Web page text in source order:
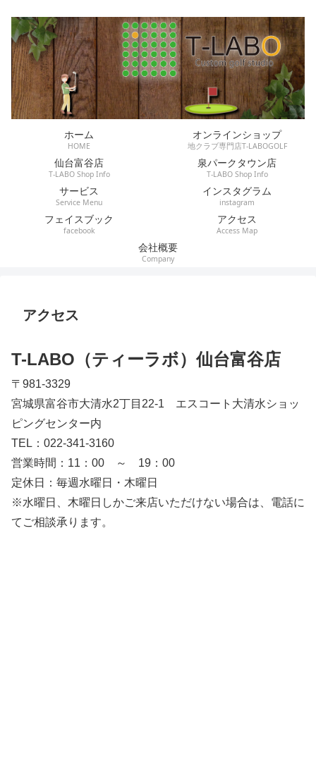
ホーム
HOME
オンラインショップ
地クラブ専門店T-LABOGOLF
仙台富谷店
T-LABO Shop Info
泉パークタウン店
T-LABO Shop Info
サービス
Service Menu
インスタグラム
instagram
フェイスブック
facebook
アクセス
Access Map
会社概要
Company
アクセス
T-LABO（ティーラボ）仙台富谷店
〒981-3329
宮城県富谷市大清水2丁目22-1 エスコート大清水ショッ
ピングセンター内
TEL：022-341-3160
営業時間：11：00 ～ 19：00
定休日：毎週水曜日・木曜日
※水曜日、木曜日しかご来店いただけない場合は、電話に
てご相談承ります。